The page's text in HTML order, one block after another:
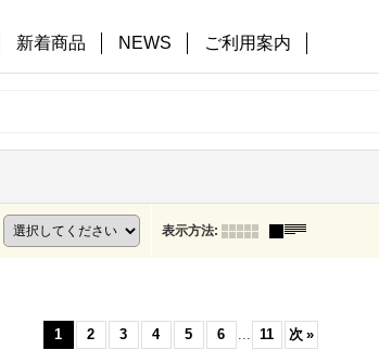
新着商品 NEWS ご利用案内
表示方法:
1 2 3 4 5 6 ... 11 次 »